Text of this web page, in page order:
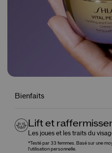
Bienfaits
Lift et
Les joues et les traits du
*Testé par 33 femmes. Basé sur une
l'utilisation personnelle.